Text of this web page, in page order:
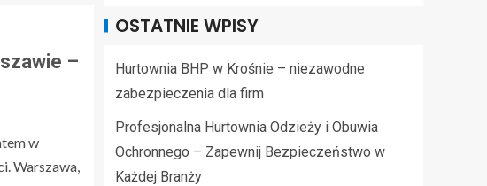
–
w
Warszawa,
OSTATNIE WPISY
Hurtownia BHP w Krośnie – niezawodne
zabezpieczenia dla firm
Profesjonalna Hurtownia Odzieży i Obuwia
Ochronnego – Zapewnij Bezpieczeństwo w
Każdej Branży